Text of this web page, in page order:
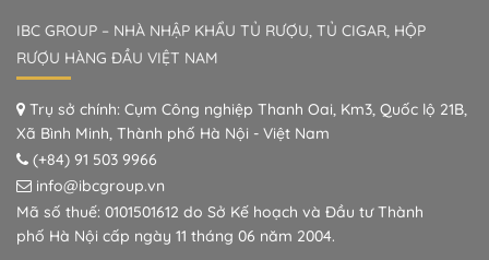
IBC GROUP – NHÀ NHẬP KHẨU TỦ RƯỢU, TỦ CIGAR, HỘP
RƯỢU HÀNG ĐẦU VIỆT NAM
Trụ sở chính: Cụm Công nghiệp Thanh Oai, Km3, Quốc lộ 21B,
Xã Bình Minh, Thành phố Hà Nội - Việt Nam
(+84) 91 503 9966
info@ibcgroup.vn
Mã số thuế: 0101501612 do Sở Kế hoạch và Đầu tư Thành
phố Hà Nội cấp ngày 11 tháng 06 năm 2004.